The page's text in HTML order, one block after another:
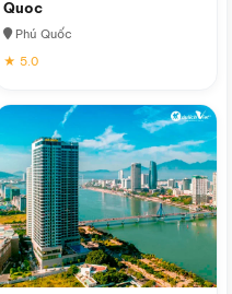
Quoc
Phú Quốc
★ 5.0